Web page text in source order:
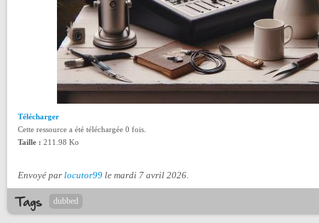
Télécharger
Cette ressource a été téléchargée 0 fois.
Taille : 211.98 Ko
Envoyé par locutor99 le mardi 7 avril 2026.
dubbed